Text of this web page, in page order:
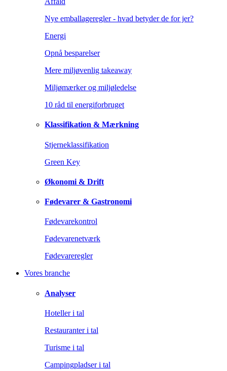
Nye emballageregler - hvad betyder de for jer?
Energi
Opnå besparelser
Mere miljøvenlig takeaway
Miljømærker og miljøledelse
10 råd til energiforbruget
Klassifikation & Mærkning
Stjerneklassifikation
Green Key
Økonomi & Drift
Fødevarer & Gastronomi
Fødevarekontrol
Fødevarenetværk
Fødevareregler
Vores branche
Analyser
Hoteller i tal
Restauranter i tal
Turisme i tal
Campingpladser i tal